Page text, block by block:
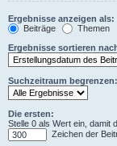
Ergebnisse anzeigen als:
Beiträge
Themen
Ergebnisse sortieren
Suchzeitraum begrenzen:
Die ersten:
Stelle 0 als Wert ein, damit
Zeichen der